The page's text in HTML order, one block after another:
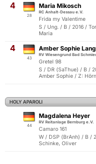
4
28
Maria Mikosch
RC Anhalt-Dessau e.V.
Frida my Valentime
S / Ung. / B / 2016 /
Maria
4
43
Amber Sophie Lang
RV Wiesengrund Bad
Gretel 98
S / DR (SaThue) / B /
Amber Sophie / Z:
HOLY APAROLI
44
Magdalena Heyer
RV Reitanlage Bernburg e.V.
Camaro 161
W / DSP (BrAnh) / B /
Schinke, Oliver